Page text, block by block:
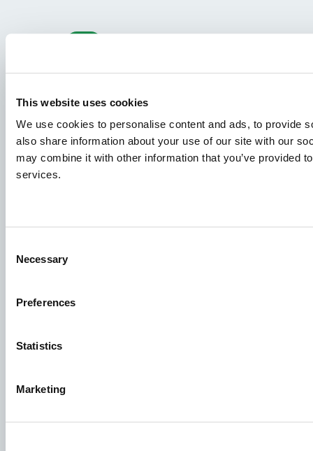
This website uses cookies
We use cookies to personalise content and ads, to provide
also share information about your use of our site with our
may combine it with other information that you’ve provided
services.
Selection
Necessary
Preferences
Statistics
Marketing
Job
For at sikre, at din ansøgning modtages af den rette
FacebookYouTubeLinkedInInstagram